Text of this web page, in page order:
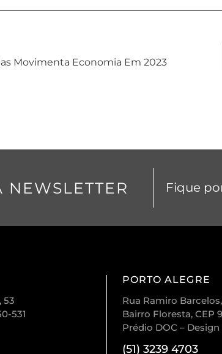
Movimenta Economia Em 2023
NEWSLETTER Fique
53
531
PORTO ALEGRE
Rua Ramiro
Bairro Floresta, CEP
Prédio DOC –
(51) 3239 4703